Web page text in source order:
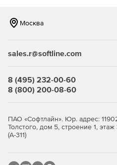
Файлы могут храниться во
Предотвращение потери
Программа может быть
Запись работы call-центра.
Москва
sales.r@softline.com
8 (495) 232-00-60
8 (800) 200-08-60
ПАО «Софтлайн». Юр. адрес:
Толстого, дом 5, строение 1,
(А-311)